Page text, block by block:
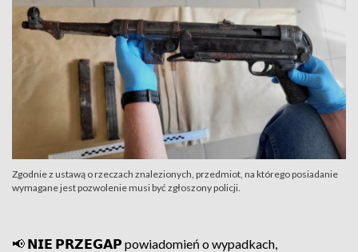
Zgodnie z ustawą o rzeczach znalezionych, przedmiot, na którego posiadanie
wymagane jest pozwolenie musi być zgłoszony policji.
📢 𝗡𝗜𝗘 𝗣𝗥𝗭𝗘𝗚𝗔𝗣 powiadomień o wypadkach,